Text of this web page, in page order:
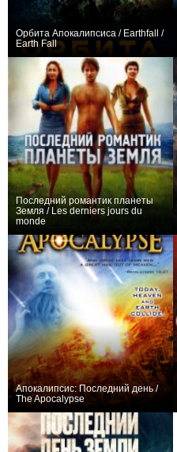
Орбита Апокалипсиса / Earthfall /
Earth Fall
Последний романтик планеты
Земля / Les derniers jours du
monde
Апокалипсис: Последний день /
The Apocalypse